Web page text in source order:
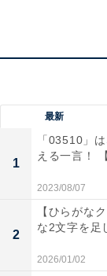
両陛下の「
スク」
両陛下が英国
月17日に行わ
はないでしょ
への配慮もあ
最新
1
「03510」
える一言！
2023/08/07
2
【ひらがな
な2文字を足
2026/01/02